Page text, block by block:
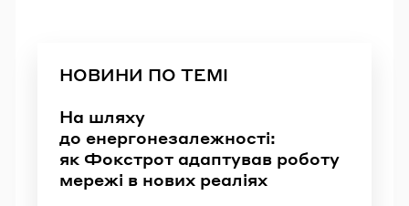
НОВИНИ ПО ТЕМІ
На шляху
до енергонезалежності:
як Фокстрот адаптував роботу
мережі в нових реаліях